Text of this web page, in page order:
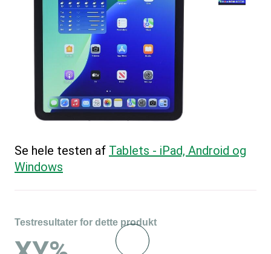
Se hele testen af Tablets - iPad, Android og
Windows
Testresultater for dette produkt